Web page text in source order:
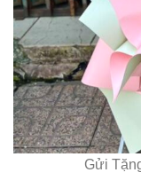
Gửi